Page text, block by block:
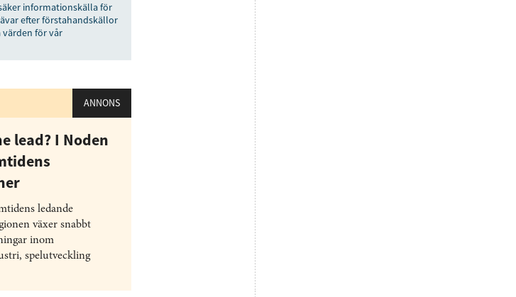
informationskälla för
efter förstahandskällor
för vår
ANNONS
lead? I Noden
ledande
växer snabbt
inom
spelutveckling